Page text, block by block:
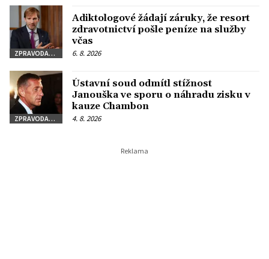
ZPRAVODAJSTVÍ
Adiktologové žádají záruky, že resort
zdravotnictví pošle peníze na služby
včas
6. 8. 2026
ZPRAVODAJSTVÍ
Ústavní soud odmítl stížnost
Janouška ve sporu o náhradu zisku v
kauze Chambon
4. 8. 2026